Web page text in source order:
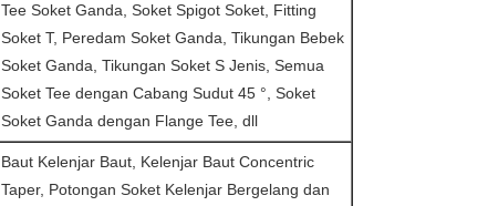
Tee Soket Ganda, Soket Spigot Soket, Fitting
Soket T, Peredam Soket Ganda, Tikungan Bebek
Soket Ganda, Tikungan Soket S Jenis, Semua
Soket Tee dengan Cabang Sudut 45 °, Soket
Soket Ganda dengan Flange Tee, dll
Baut Kelenjar Baut, Kelenjar Baut Concentric
Taper, Potongan Soket Kelenjar Bergelang dan